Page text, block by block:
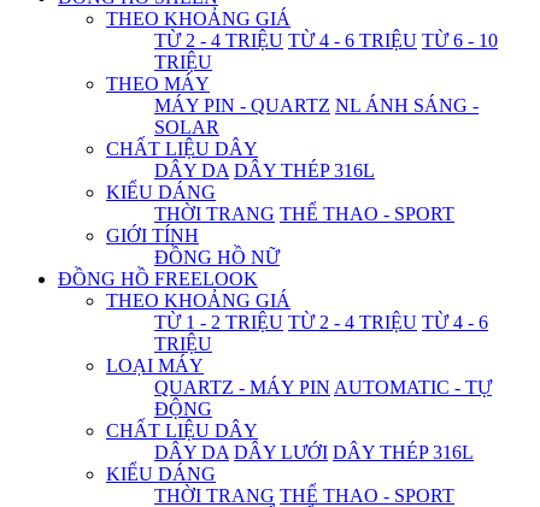
THEO KHOẢNG GIÁ
TỪ 2 - 4 TRIỆU TỪ 4 - 6 TRIỆU TỪ 6 - 10
TRIỆU
THEO MÁY
MÁY PIN - QUARTZ NL ÁNH SÁNG -
SOLAR
CHẤT LIỆU DÂY
DÂY DA DÂY THÉP 316L
KIỂU DÁNG
THỜI TRANG THỂ THAO - SPORT
GIỚI TÍNH
ĐỒNG HỒ NỮ
ĐỒNG HỒ FREELOOK
THEO KHOẢNG GIÁ
TỪ 1 - 2 TRIỆU TỪ 2 - 4 TRIỆU TỪ 4 - 6
TRIỆU
LOẠI MÁY
QUARTZ - MÁY PIN AUTOMATIC - TỰ
ĐỘNG
CHẤT LIỆU DÂY
DÂY DA DÂY LƯỚI DÂY THÉP 316L
KIỂU DÁNG
THỜI TRANG THỂ THAO - SPORT